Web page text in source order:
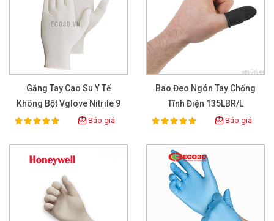
Găng Tay Cao Su Y Tế
Không Bột Vglove Nitrile 9
Rating:
100% Báo giá
Bao Đeo Ngón Tay Chống
Tĩnh Điện 135LBR/L
Rating:
100% Báo giá